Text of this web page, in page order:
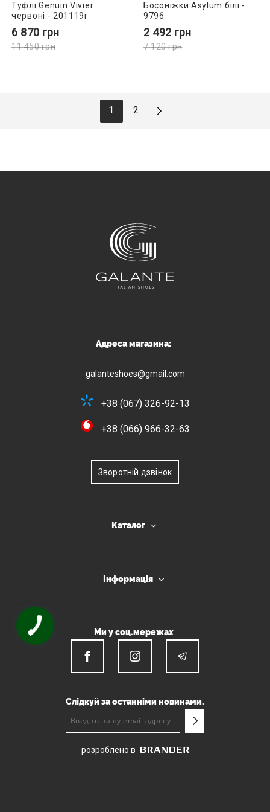
Туфлі Genuin Vivier
червоні - 201119r
6 870 грн
11 450грн
Босоніжки Asylum білі -
9796
2 492 грн
7 120грн
1 2
Адреса магазина:
galanteshoes@gmail.com
+38 (067) 326-92-13
+38 (066) 966-32-63
Зворотній дзвінок
Каталог
Інформація
Ми у соц.мережах
Слідкуй за останніми новинами.
розроблено в